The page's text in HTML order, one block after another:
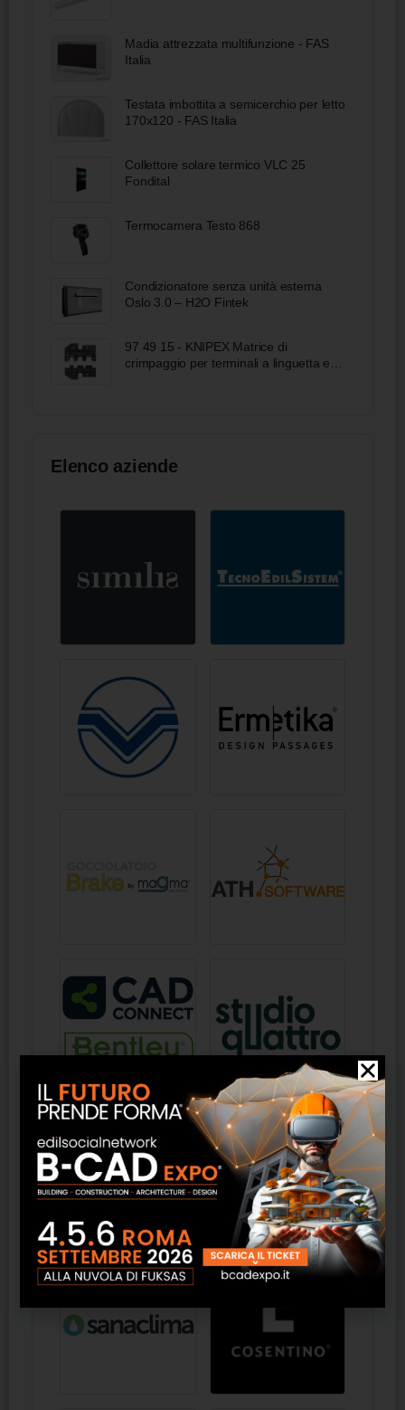
Madia attrezzata multifunzione - FAS
Italia
Testata imbottita a semicerchio per letto
170x120 - FAS Italia
Collettore solare termico VLC 25
Fondital
Termocamera Testo 868
Condizionatore senza unità esterna ​
Oslo 3.0 – H2O Fintek
97 49 15 - KNIPEX Matrice di
crimpaggio per terminali a linguetta e
Elenco aziende